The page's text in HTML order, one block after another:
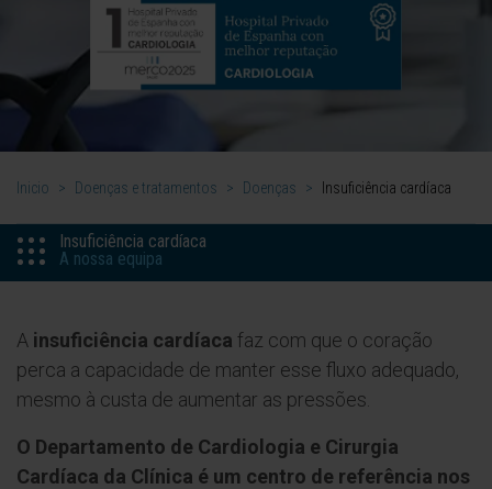
Inicio > Doenças e tratamentos > Doenças > Insuficiência cardíaca
Insuficiência cardíaca
A nossa equipa
A insuficiência cardíaca faz com que o coração
perca a capacidade de manter esse fluxo adequado,
mesmo à custa de aumentar as pressões.
O Departamento de Cardiologia e Cirurgia
Cardíaca da Clínica é um centro de referência nos